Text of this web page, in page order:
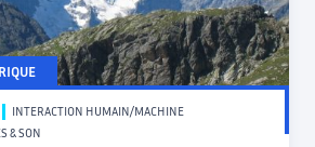
INTERACTION HUMAIN/MACHINE
& SON